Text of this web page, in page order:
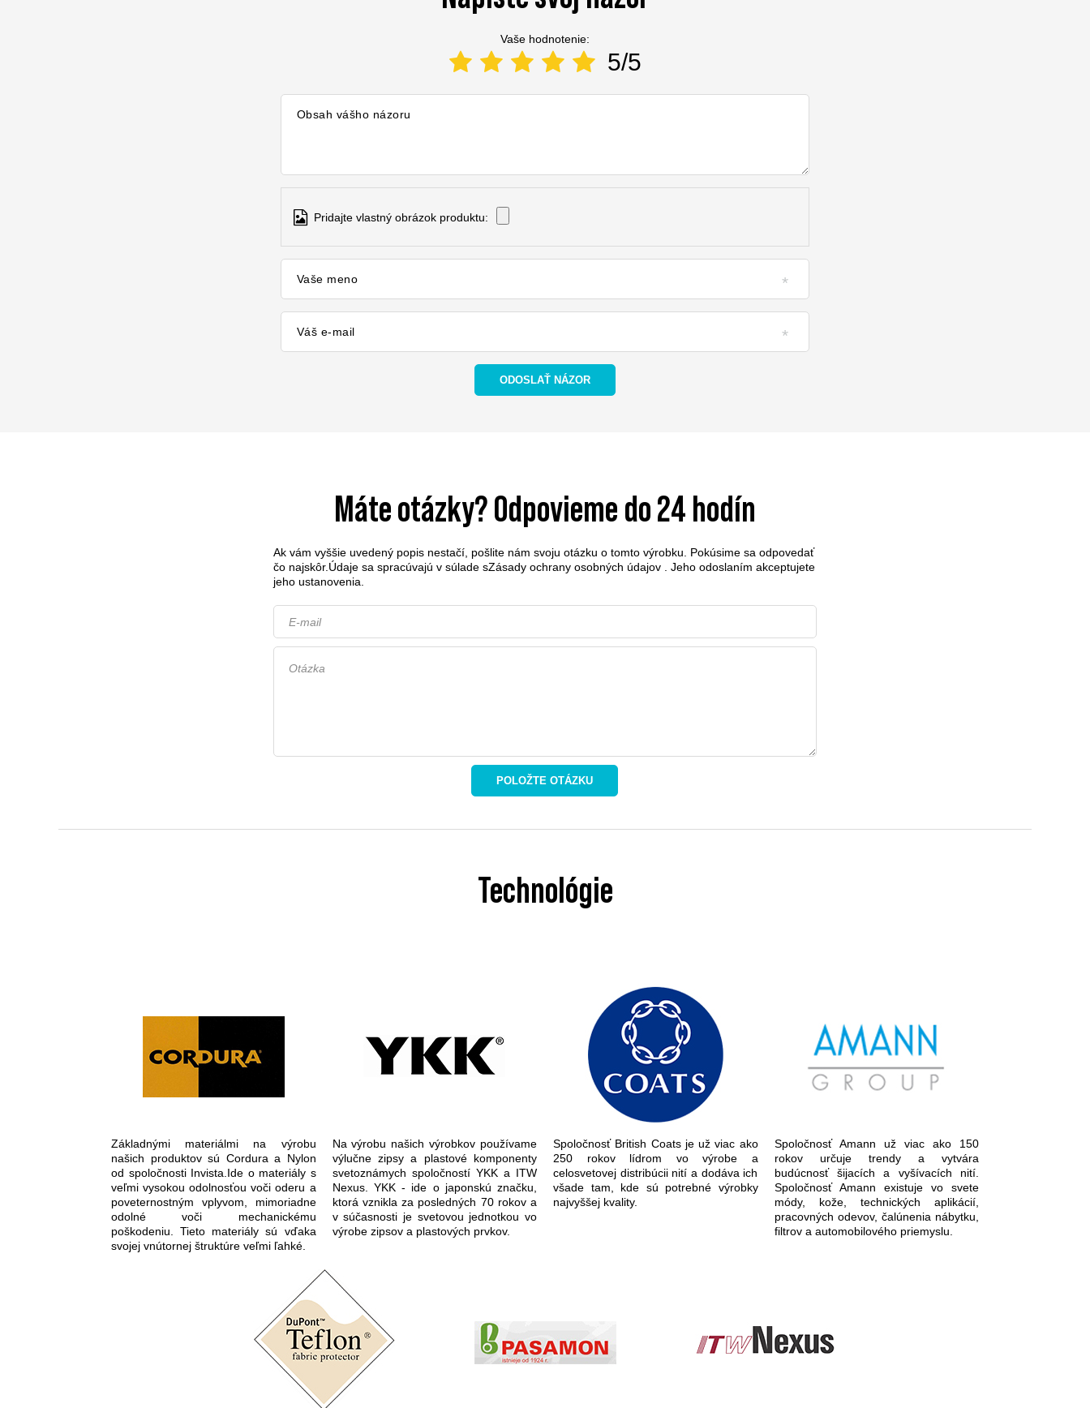
Vaše hodnotenie:
5/5
Obsah vášho názoru
Pridajte vlastný obrázok produktu:
Vaše meno
Váš e-mail
ODOSLAŤ NÁZOR
Máte otázky? Odpovieme do 24 hodín
Ak vám vyššie uvedený popis nestačí, pošlite nám svoju otázku o tomto výrobku. Pokúsime sa odpovedať
čo najskôr. Údaje sa spracúvajú v súlade sZásady ochrany osobných údajov . Jeho odoslaním akceptujete
jeho ustanovenia.
E-mail
Otázka
POLOŽTE OTÁZKU
Technológie
Základnými materiálmi na výrobu
našich produktov sú Cordura a Nylon
od spoločnosti Invista.Ide o materiály s
veľmi vysokou odolnosťou voči oderu a
poveternostným vplyvom, mimoriadne
odolné voči mechanickému
poškodeniu. Tieto materiály sú vďaka
svojej vnútornej štruktúre veľmi ľahké.
Na výrobu našich výrobkov používame
výlučne zipsy a plastové komponenty
svetoznámych spoločností YKK a ITW
Nexus. YKK - ide o japonskú značku,
ktorá vznikla za posledných 70 rokov a
v súčasnosti je svetovou jednotkou vo
výrobe zipsov a plastových prvkov.
Spoločnosť British Coats je už viac ako
250 rokov lídrom vo výrobe a
celosvetovej distribúcii nití a dodáva ich
všade tam, kde sú potrebné výrobky
najvyššej kvality.
Spoločnosť Amann už viac ako 150
rokov určuje trendy a vytvára
budúcnosť šijacích a vyšívacích nití.
Spoločnosť Amann existuje vo svete
módy, kože, technických aplikácií,
pracovných odevov, čalúnenia nábytku,
filtrov a automobilového priemyslu.